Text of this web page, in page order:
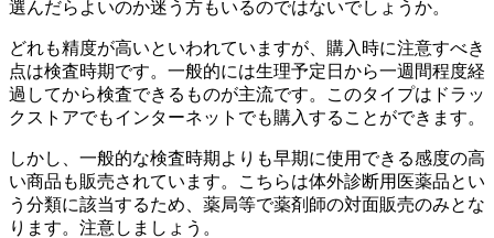
選んだらよいのか迷う方もいるのではないでしょうか。
どれも精度が高いといわれていますが、購入時に注意すべき
点は検査時期です。一般的には生理予定日から一週間程度経
過してから検査できるものが主流です。このタイプはドラッ
クストアでもインターネットでも購入することができます。
しかし、一般的な検査時期よりも早期に使用できる感度の高
い商品も販売されています。こちらは体外診断用医薬品とい
う分類に該当するため、薬局等で薬剤師の対面販売のみとな
ります。注意しましょう。